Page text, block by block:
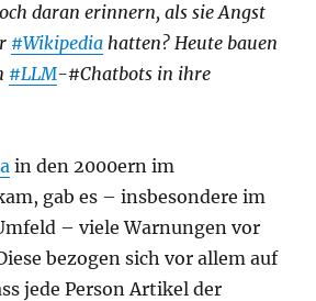
daran erinnern, als sie Angst
#Wikipedia hatten? Heute bauen
#LLM-#Chatbots in ihre
in den 2000ern im
gab es – insbesondere im
– viele Warnungen vor
bezogen sich vor allem auf
jede Person Artikel der